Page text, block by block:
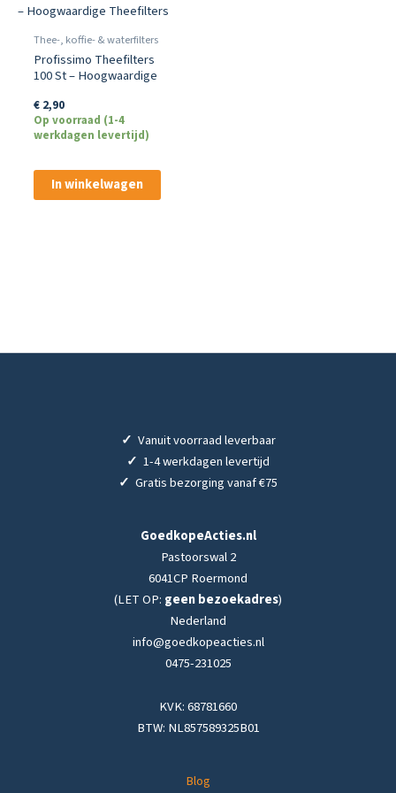
Thee-, koffie- & waterfilters
Profissimo Theefilters
100 St – Hoogwaardige
€2,90
Op voorraad (1-4
werkdagen levertijd)
In winkelwagen
✓ Vanuit voorraad leverbaar
✓ 1-4 werkdagen levertijd
✓ Gratis bezorging vanaf €75
GoedkopeActies.nl
Pastoorswal 2
6041CP Roermond
(LET OP: geen bezoekadres)
Nederland
info@goedkopeacties.nl
0475-231025
KVK: 68781660
BTW: NL857589325B01
Blog